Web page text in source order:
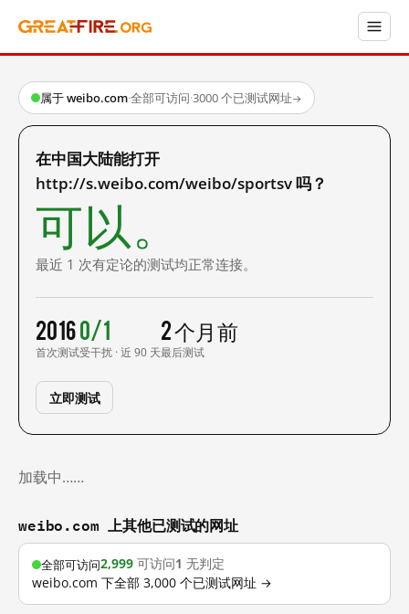
属于 weibo.com·全部可访问·3000 个已测试网址→
在中国大陆能打开
http://s.weibo.com/weibo/sportsv 吗？
可以。
最近 1 次有定论的测试均正常连接。
2016
首次测试
0/1
受干扰 · 近 90 天
2 个月前
最后测试
立即测试
加载中……
weibo.com 上其他已测试的网址
全部可访问2,999 可访问1 无判定
weibo.com 下全部 3,000 个已测试网址 →